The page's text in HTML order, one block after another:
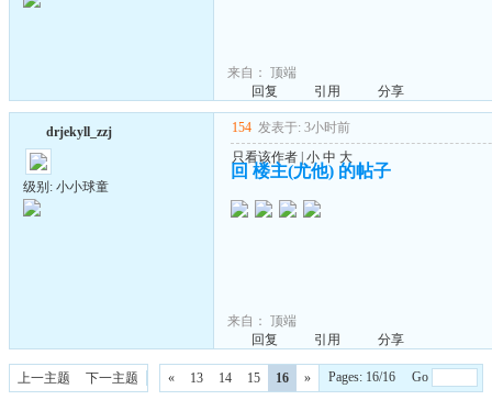
来自： 顶端
回复
引用 分享
drjekyll_zzj
级别: 小小球童
154 发表于: 3小时前
只看该作者 小 中 大
回 楼主(尤他) 的帖子
来自： 顶端
回复
引用 分享
上一主题 下一主题 « 13 14 15 16 » Pages: 16/16 Go